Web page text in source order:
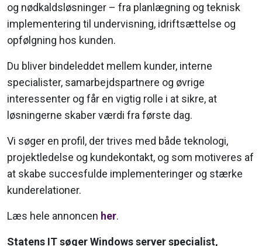
og nødkaldsløsninger – fra planlægning og teknisk
implementering til undervisning, idriftsættelse og
opfølgning hos kunden.
Du bliver bindeleddet mellem kunder, interne
specialister, samarbejdspartnere og øvrige
interessenter og får en vigtig rolle i at sikre, at
løsningerne skaber værdi fra første dag.
Vi søger en profil, der trives med både teknologi,
projektledelse og kundekontakt, og som motiveres af
at skabe succesfulde implementeringer og stærke
kunderelationer.
Læs hele annoncen her.
Statens IT søger Windows server spe­ci­a­list,